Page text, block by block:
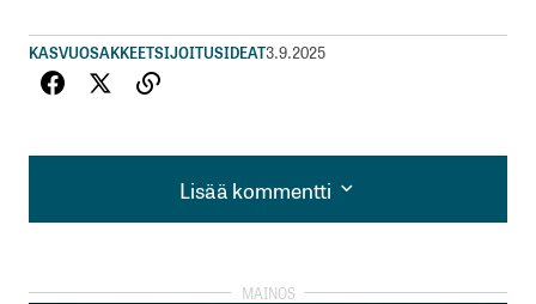
KASVUOSAKKEETSIJOITUSIDEAT3.9.2025
Lisää kommentti
Lisää kommentti